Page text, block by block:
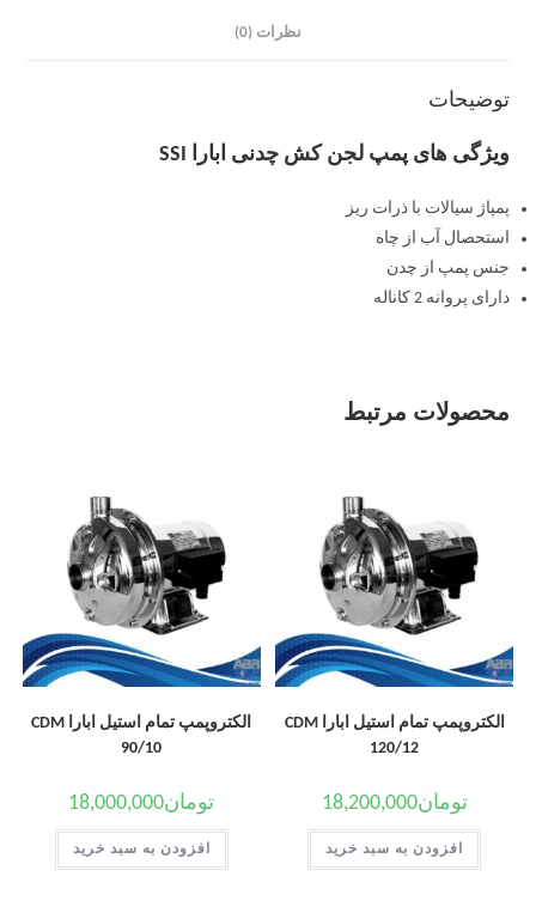
نظرات (0)
توضیحات
ویژگی های پمپ لجن کش چدنی ابارا SSI
پمپاژ سیالات با ذرات ریز
استحصال آب از چاه
جنس پمپ از چدن
دارای پروانه 2 کاناله
محصولات مرتبط
الکتروپمپ تمام استیل ابارا CDM
120/12
تومان18,200,000
افزودن به سبد خرید
الکتروپمپ تمام استیل ابارا CDM
90/10
تومان18,000,000
افزودن به سبد خرید